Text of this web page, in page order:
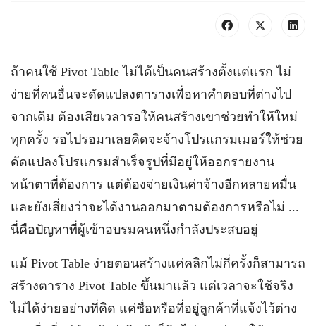
ถ้าคนใช้ Pivot Table ไม่ได้เป็นคนสร้างตั้งแต่แรก ไม่
ง่ายที่คนอื่นจะดัดแปลงตารางเพื่อหาคำตอบที่ต่างไป
จากเดิม ต้องเสียเวลารอให้คนสร้างเขาช่วยทำให้ใหม่
ทุกครั้ง รอไปรอมาเลยคิดจะจ้างโปรแกรมเมอร์ให้ช่วย
ดัดแปลงโปรแกรมสำเร็จรูปที่มีอยู่ให้ออกรายงาน
หน้าตาที่ต้องการ แต่ต้องจ่ายเงินค่าจ้างอีกหลายหมื่น
และยังเสี่ยงว่าจะได้งานออกมาตามต้องการหรือไม่ ...
นี่คือปัญหาที่ผู้เข้าอบรมคนหนึ่งกำลังประสบอยู่
แม้ Pivot Table ง่ายตอนสร้างแค่คลิกไม่กี่ครั้งก็สามารถ
สร้างตาราง Pivot Table ขึ้นมาแล้ว แต่เวลาจะใช้จริง
ไม่ได้ง่ายอย่างที่คิด แค่ชื่อหรือที่อยู่ลูกค้าที่แจ้งไว้ต่าง